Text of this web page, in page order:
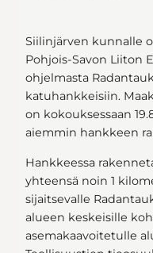
Siilinjärven kunnalle
Pohjois-Savon Liiton
ohjelmasta
katuhankkeisiin.
on kokouksessaan
aiemmin hankkeen
Hankkeessa
yhteensä noin 1
sijaitsevalle
alueen keskeisille
asemakaavoitetulle